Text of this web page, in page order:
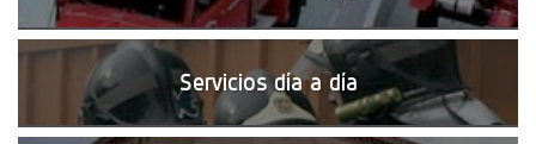
Servicios día a día